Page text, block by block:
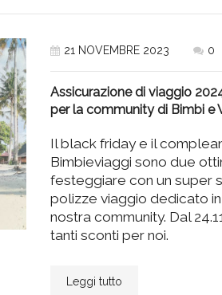
21 NOVEMBRE 2023 0
Assicurazione di viaggio
per la community di Bimbi e
Il black friday e il
Bimbieviaggi sono due
festeggiare con un super
polizze viaggio dedicato
nostra community. Dal
tanti sconti per noi.
Leggi tutto